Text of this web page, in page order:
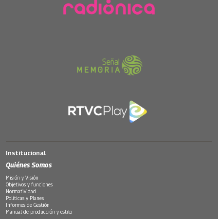
Institucional
Quiénes Somos
Misión y Visión
Objetivos y funciones
Normatividad
Políticas y Planes
Informes de Gestión
Manual de producción y estilo